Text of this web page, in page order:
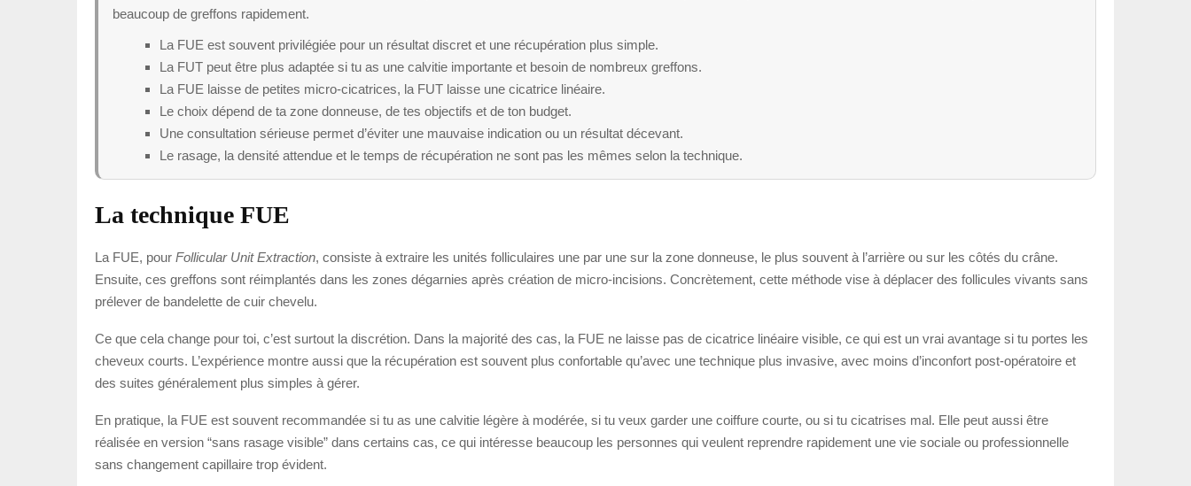
beaucoup de greffons rapidement.
La FUE est souvent privilégiée pour un résultat discret et une récupération plus simple.
La FUT peut être plus adaptée si tu as une calvitie importante et besoin de nombreux greffons.
La FUE laisse de petites micro-cicatrices, la FUT laisse une cicatrice linéaire.
Le choix dépend de ta zone donneuse, de tes objectifs et de ton budget.
Une consultation sérieuse permet d’éviter une mauvaise indication ou un résultat décevant.
Le rasage, la densité attendue et le temps de récupération ne sont pas les mêmes selon la technique.
La technique FUE
La FUE, pour Follicular Unit Extraction, consiste à extraire les unités folliculaires une par une sur la zone donneuse, le plus souvent à l’arrière ou sur les côtés du crâne.
Ensuite, ces greffons sont réimplantés dans les zones dégarnies après création de micro-incisions. Concrètement, cette méthode vise à déplacer des follicules vivants sans
prélever de bandelette de cuir chevelu.
Ce que cela change pour toi, c’est surtout la discrétion. Dans la majorité des cas, la FUE ne laisse pas de cicatrice linéaire visible, ce qui est un vrai avantage si tu portes les
cheveux courts. L’expérience montre aussi que la récupération est souvent plus confortable qu’avec une technique plus invasive, avec moins d’inconfort post-opératoire et
des suites généralement plus simples à gérer.
En pratique, la FUE est souvent recommandée si tu as une calvitie légère à modérée, si tu veux garder une coiffure courte, ou si tu cicatrises mal. Elle peut aussi être
réalisée en version “sans rasage visible” dans certains cas, ce qui intéresse beaucoup les personnes qui veulent reprendre rapidement une vie sociale ou professionnelle
sans changement capillaire trop évident.